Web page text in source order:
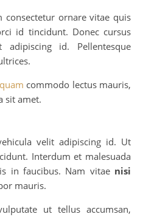
consectetur ornare vitae quis
id tincidunt. Donec cursus
id. Pellentesque
commodo lectus mauris,
sit amet.
velit adipiscing id. Ut
Interdum et malesuada
in faucibus. Nam vitae nisi
mauris.
ut tellus accumsan,